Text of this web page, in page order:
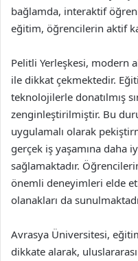
bağlamda, interaktif
eğitim, öğrencilerin aktif
Pelitli Yerleşkesi, modern
ile dikkat çekmektedir.
teknolojilerle donatılmış
zenginleştirilmiştir. Bu
uygulamalı olarak
gerçek iş yaşamına daha
sağlamaktadır.
önemli deneyimleri elde
olanakları da
Avrasya Üniversitesi,
dikkate alarak,